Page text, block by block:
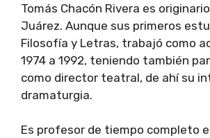
Tomás Chacón Rivera es
Juárez. Aunque sus primeros
Filosofía y Letras, trabajó como
1974 a 1992, teniendo también
como director teatral, de ahí su
dramaturgia.
Es profesor de tiempo completo